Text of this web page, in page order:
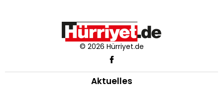
© 2026 Hürriyet.de
Aktuelles